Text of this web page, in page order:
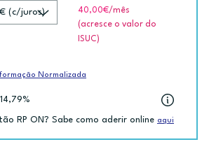
40,00€/mês
(acresce o valor do
ISUC)
Normalizada
14,79%
RP ON? Sabe como aderir online aqui